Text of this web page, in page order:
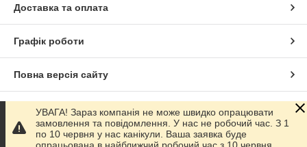
Доставка та оплата
Графік роботи
Повна версія сайту
Сайт створено на маркетплейсіProm.ua
Політика конфіденційності
УВАГА! Зараз компанія не може швидко опрацювати
замовлення та повідомлення. У нас не робочий час. З 1
по 10 червня у нас канікули. Ваша заявка буде